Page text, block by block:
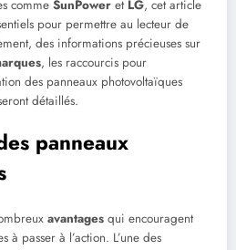
comme SunPower et LG, cet article
pour permettre au lecteur de
des informations précieuses sur
, les raccourcis pour
des panneaux photovoltaïques
détaillés.
panneaux
avantages qui encouragent
à passer à l’action. L’une des